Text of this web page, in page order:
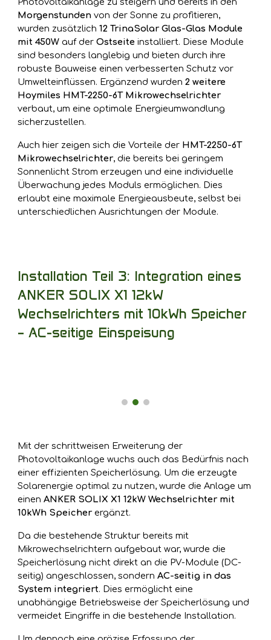
Morgenstundenvon der Sonne zu profitieren,
wurden zusätzlich12 TrinaSolar Glas-Glas Module
mit 450W auf der Ostseite installiert. Diese Module
sind besonders langlebig und bieten durch ihre
robuste Bauweise einen verbesserten Schutz vor
Umwelteinflüssen. Ergänzend wurden2 weitere
Hoymiles HMT-2250-6T Mikrowechselrichter
verbaut, um eine optimale Energieumwandlung
sicherzustellen.
Auch hier zeigen sich die Vorteile der HMT-2250-6T
Mikrowechselrichter, die bereits bei geringem
Sonnenlicht Strom erzeugen und eine individuelle
Überwachung jedes Moduls ermöglichen. Dies
erlaubt eine maximale Energieausbeute, selbst bei
unterschiedlichen Ausrichtungen der Module.
Installation Teil 3: Integration eines
ANKER SOLIX X1 12kW
Wechselrichters mit 10kWh Speicher
– AC-seitige Einspeisung
Mit der schrittweisen Erweiterung der
Photovoltaikanlage wuchs auch das Bedürfnis nach
einer effizienten Speicherlösung. Um die erzeugte
Solarenergie optimal zu nutzen, wurde die Anlage um
einenANKER SOLIX X1 12kW Wechselrichter mit
10kWh Speicherergänzt.
Da die bestehende Struktur bereits mit
Mikrowechselrichtern aufgebaut war, wurde die
Speicherlösung nicht direkt an die PV-Module (DC-
seitig) angeschlossen, sondernAC-seitig in das
System integriert. Dies ermöglicht eine
unabhängige Betriebsweise der Speicherlösung und
vermeidet Eingriffe in die bestehende Installation.